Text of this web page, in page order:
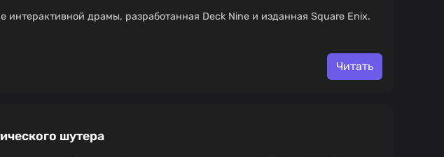
драмы, разработанная Deck Nine и изданная Square Enix.
Читать
шутера